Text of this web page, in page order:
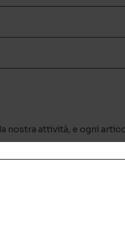
nostra attività, e ogni